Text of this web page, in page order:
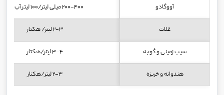
آووگادو ۲۰۰-۴۰۰ میلی لیتر/۱۰۰ لیتر آب
غلات ۲-۳ لیتر/ هکتار
سیب زمینی و گوجه ۳-۴ لیتر/هکتار
هندوانه و خربزه ۲-۳ لیتر/هکتار